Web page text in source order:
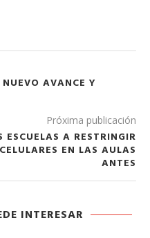
AVANCE Y
Próxima publicación
A RESTRINGIR
EN LAS AULAS
ANTES
INTERESAR